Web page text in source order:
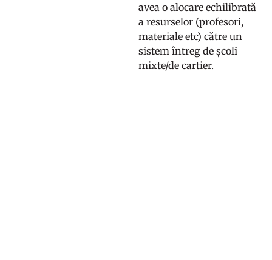
avea o alocare echilibrată
a resurselor (profesori,
materiale etc) către un
sistem întreg de școli
mixte/de cartier.